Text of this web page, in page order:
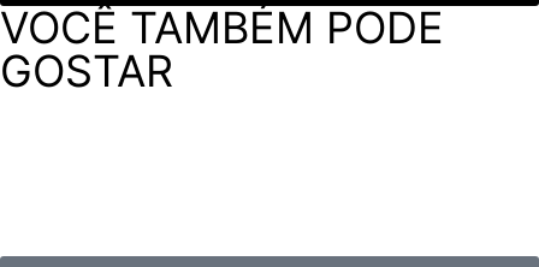
VOCÊ TAMBÉM PODE
GOSTAR